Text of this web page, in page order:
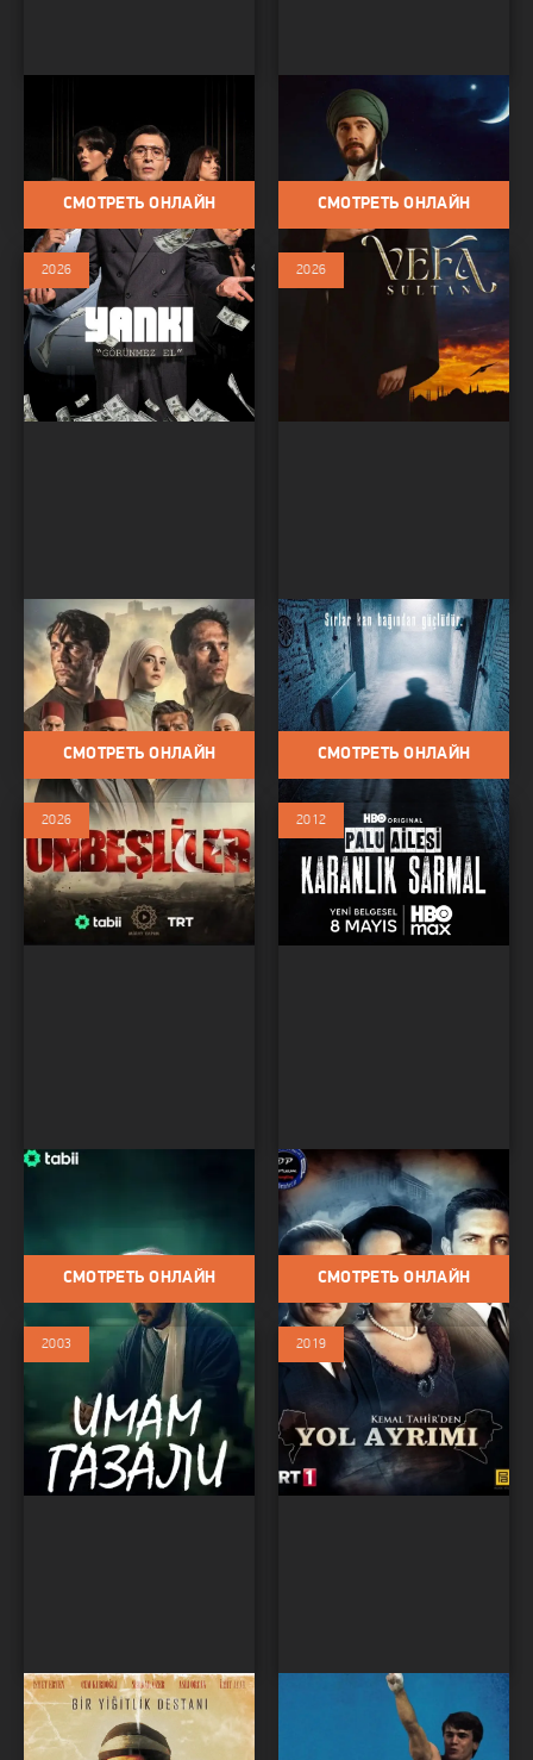
Сериалы / Сериалы 2025 /
Драма / Криминал /
Исторический / Триллер
СМОТРЕТЬ ОНЛАЙН
Вефа Султан
Сериалы / Сериалы 2025 /
Биография / Исторический
СМОТРЕТЬ ОНЛАЙН
Пятнадцатые
Сериалы / Драма / Мелодрама /
Исторический / Военный / Про
войну / Сериалы 2026
2026
СМОТРЕТЬ ОНЛАЙН
Семья Палу: Темная
спираль
Сериалы / Сериалы 2026 /
Исторический / Биография
2026
СМОТРЕТЬ ОНЛАЙН
Драма / Биография /
Исторический
2026
СМОТРЕТЬ ОНЛАЙН
Распутье
Сериалы / Драма /
Исторический
2012
СМОТРЕТЬ ОНЛАЙН
Хекимоглу
Сериалы / Драма / Боевик /
Исторический
2003
Турецкий Геркулес
Фильмы / Драма / Биография /
2019